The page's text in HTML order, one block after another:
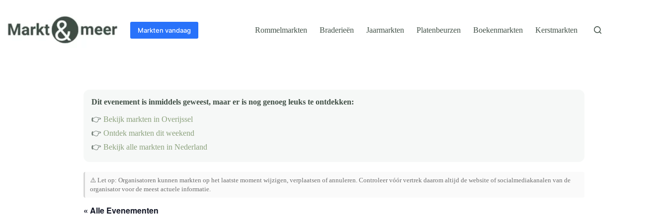
inhoud
Markten vandaag Rommelmarkten Braderieën Jaarmarkten Platenbeurzen Boekenmarkten Kerstmarkten
Dit evenement is inmiddels geweest, maar er is nog genoeg leuks te ontdekken:
👉 Bekijk markten in Overijssel
👉 Ontdek markten dit weekend
👉 Bekijk alle markten in Nederland
⚠️ Let op: Organisatoren kunnen markten op het laatste moment wijzigen, verplaatsen of annuleren. Controleer vóór vertrek daarom altijd de website of socialmediakanalen van de
organisator voor de meest actuele informatie.
« Alle Evenementen